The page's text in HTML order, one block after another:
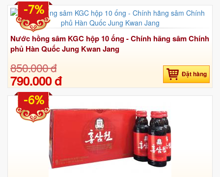
Nước hồng sâm KGC hộp 10 ống - Chính hãng sâm Chính
phủ Hàn Quốc Jung Kwan Jang
850.000 đ
790.000 đ Đặt hàng
-7%
-6%